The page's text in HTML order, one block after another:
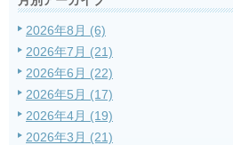
2026年8月 (6)
2026年7月 (21)
2026年6月 (22)
2026年5月 (17)
2026年4月 (19)
2026年3月 (21)